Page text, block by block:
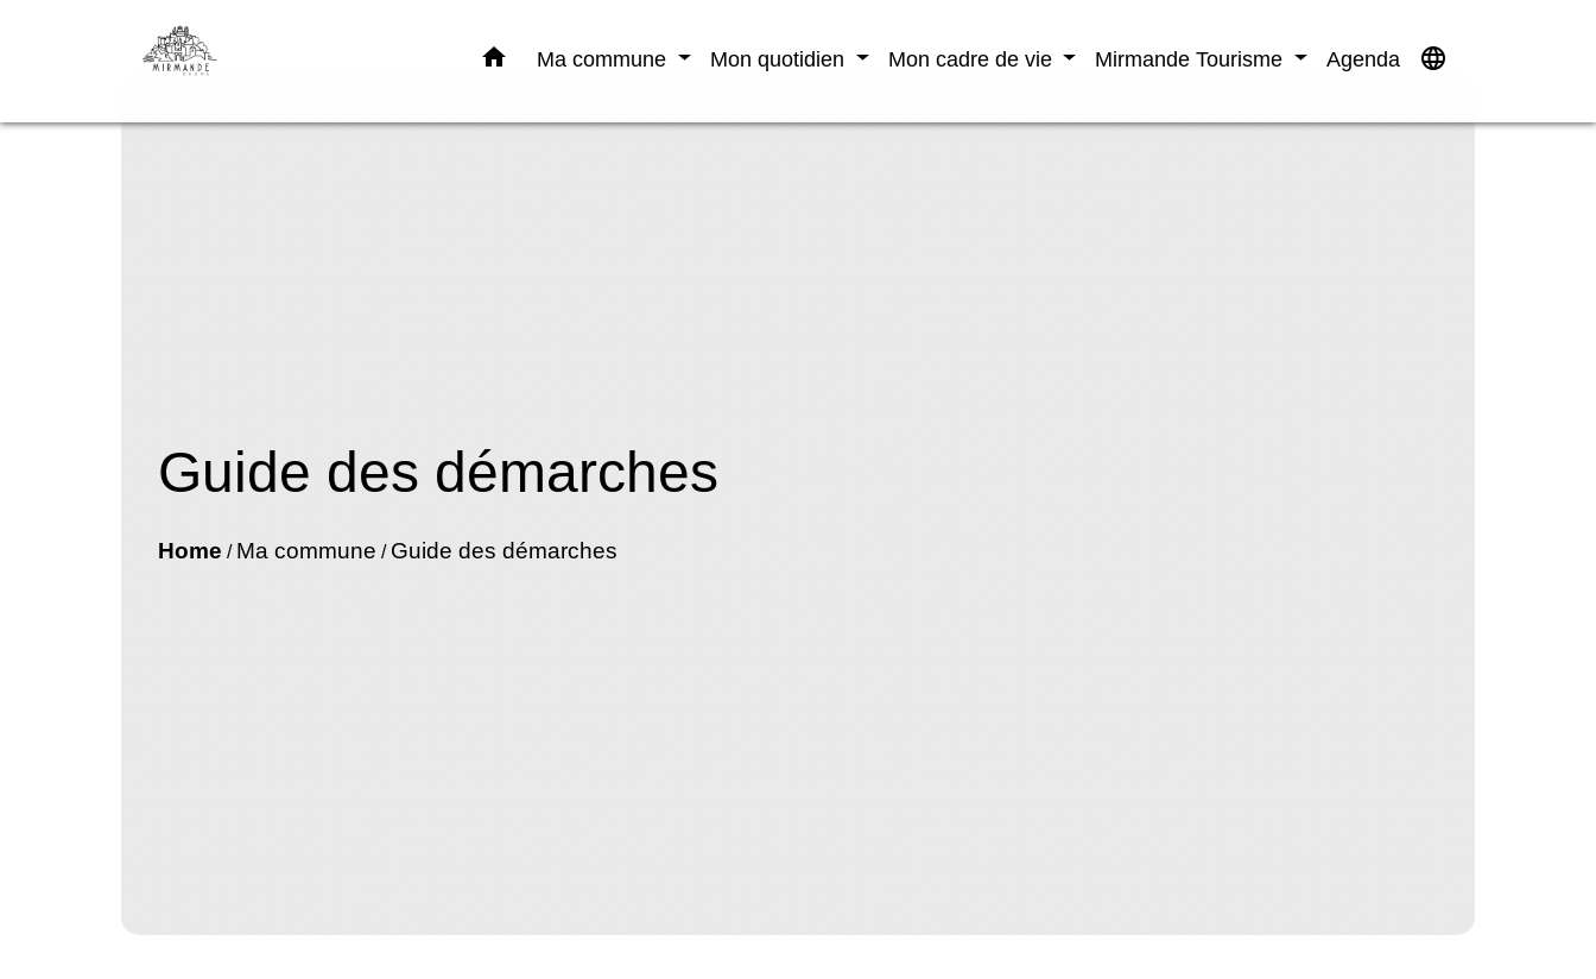
home Ma commune Mon quotidien Mon cadre de vie Mirmande Tourisme Agenda language
Guide des démarches
Home / Ma commune / Guide des démarches